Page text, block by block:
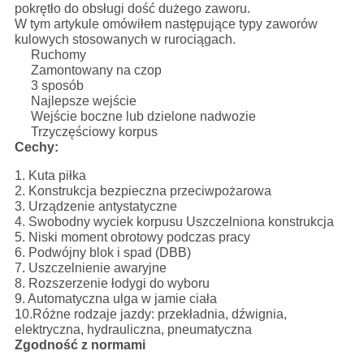
pokrętło do obsługi dość dużego zaworu.
W tym artykule omówiłem następujące typy zaworów
kulowych stosowanych w rurociągach.
Ruchomy
Zamontowany na czop
3 sposób
Najlepsze wejście
Wejście boczne lub dzielone nadwozie
Trzyczęściowy korpus
Cechy:
1. Kuta piłka
2. Konstrukcja bezpieczna przeciwpożarowa
3. Urządzenie antystatyczne
4. Swobodny wyciek korpusu Uszczelniona konstrukcja
5. Niski moment obrotowy podczas pracy
6. Podwójny blok i spad (DBB)
7. Uszczelnienie awaryjne
8. Rozszerzenie łodygi do wyboru
9. Automatyczna ulga w jamie ciała
10.Różne rodzaje jazdy: przekładnia, dźwignia,
elektryczna, hydrauliczna, pneumatyczna
Zgodność z normami